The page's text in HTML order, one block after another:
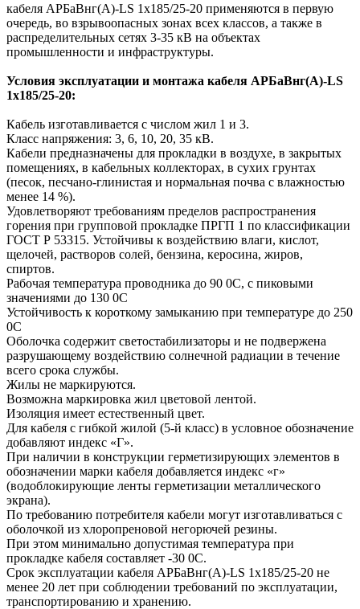
кабеля АРБаВнг(A)-LS 1х185/25-20 применяются в первую
очередь, во взрывоопасных зонах всех классов, а также в
распределительных сетях 3-35 кВ на объектах
промышленности и инфраструктуры.
Условия эксплуатации и монтажа кабеля АРБаВнг(A)-LS
1х185/25-20:
Кабель изготавливается с числом жил 1 и 3.
Класс напряжения: 3, 6, 10, 20, 35 кВ.
Кабели предназначены для прокладки в воздухе, в закрытых
помещениях, в кабельных коллекторах, в сухих грунтах
(песок, песчано-глинистая и нормальная почва с влажностью
менее 14 %).
Удовлетворяют требованиям пределов распространения
горения при групповой прокладке ПРГП 1 по классификации
ГОСТ Р 53315. Устойчивы к воздействию влаги, кислот,
щелочей, растворов солей, бензина, керосина, жиров,
спиртов.
Рабочая температура проводника до 90 0С, с пиковыми
значениями до 130 0С
Устойчивость к короткому замыканию при температуре до 250
0С
Оболочка содержит светостабилизаторы и не подвержена
разрушающему воздействию солнечной радиации в течение
всего срока службы.
Жилы не маркируются.
Возможна маркировка жил цветовой лентой.
Изоляция имеет естественный цвет.
Для кабеля с гибкой жилой (5-й класс) в условное обозначение
добавляют индекс «Г».
При наличии в конструкции герметизирующих элементов в
обозначении марки кабеля добавляется индекс «г»
(водоблокирующие ленты герметизации металлического
экрана).
По требованию потребителя кабели могут изготавливаться с
оболочкой из хлоропреновой негорючей резины.
При этом минимально допустимая температура при
прокладке кабеля составляет -30 0С.
Срок эксплуатации кабеля АРБаВнг(A)-LS 1х185/25-20 не
менее 20 лет при соблюдении требований по эксплуатации,
транспортированию и хранению.